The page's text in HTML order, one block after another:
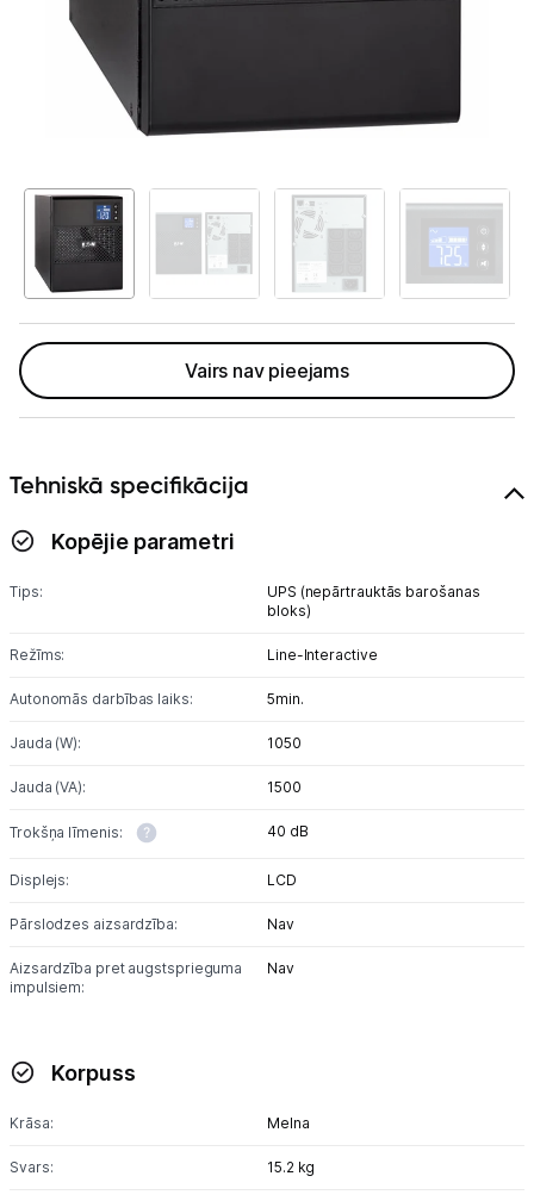
GAMING pasaule >
Portatīvie datori un piederumi
Audio
Spēļu konsoles un piederumi
Datu nesēji
Projektori un ekrāni
Tīkla iekārtas
Biroja piederumi
Tīrīšanas līdzekļi
UPS un sprieguma stabilizatori
Viedierīces
Sadzīves tehnika
Ražotāju atjaunota tehnika
Blogs
Vairs nav pieejams
Tehniskā specifikācija
Kopējie parametri
Tips:
UPS (nepārtrauktās barošanas
bloks)
Režīms: Line-Interactive
Autonomās darbības laiks: 5min.
Jauda (W): 1050
Jauda (VA): 1500
Trokšņa līmenis: 40 dB
Displejs: LCD
Pārslodzes aizsardzība: Nav
Aizsardzība pret augstsprieguma
impulsiem:
Nav
Korpuss
Krāsa: Melna
Svars: 15.2 kg